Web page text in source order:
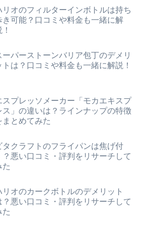
リオのフィルターインボトルは持ち
き可能？口コミや料金も一緒に解
ーパーストーンバリア包丁のデメリ
トは？口コミや料金も一緒に解説！
スプレッソメーカー「モカエキスプ
ス」の違いは？ラインナップの特徴
まとめてみた
タクラフトのフライパンは焦げ付
？悪い口コミ・評判をリサーチして
た
リオのカークボトルのデメリット
？悪い口コミ・評判をリサーチして
た